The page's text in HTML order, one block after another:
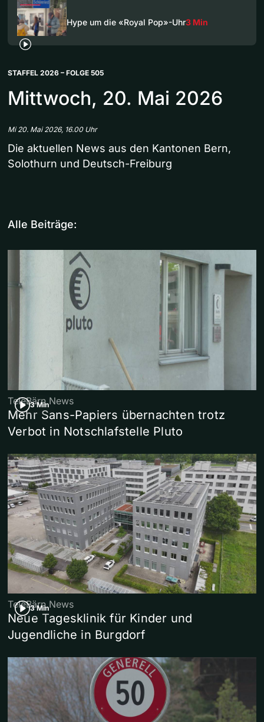
Hype um die «Royal Pop»-Uhr3 Min
STAFFEL 2026 – FOLGE 505
Mittwoch, 20. Mai 2026
Mi 20. Mai 2026, 16.00 Uhr
Die aktuellen News aus den Kantonen Bern,
Solothurn und Deutsch-Freiburg
Alle Beiträge:
3 Min
TeleBärn News
Mehr Sans-Papiers übernachten trotz
Verbot in Notschlafstelle Pluto
3 Min
TeleBärn News
Neue Tagesklinik für Kinder und
Jugendliche in Burgdorf